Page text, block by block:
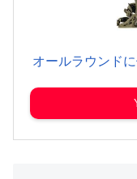
オールラウンド